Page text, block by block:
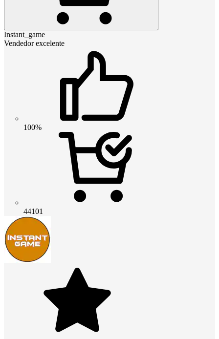
Instant_game
Vendedor excelente
100%
44101